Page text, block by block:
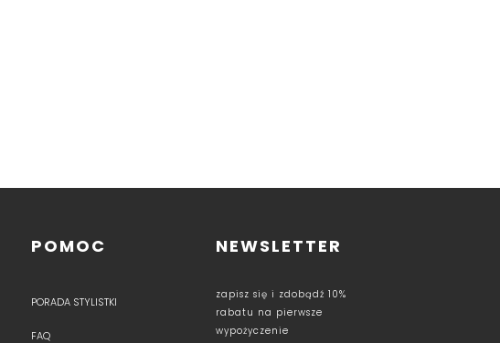
POMOC
PORADA STYLISTKI
FAQ
NEWSLETTER
zapisz się i zdobądź 10%
rabatu na pierwsze
wypożyczenie